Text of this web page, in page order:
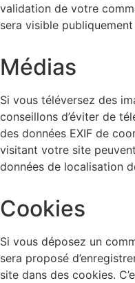
validation de votre
sera visible
Médias
Si vous téléversez des
conseillons d’éviter de
des données EXIF de
visitant votre site
données de localisation
Cookies
Si vous déposez un
sera proposé
site dans des cookies.